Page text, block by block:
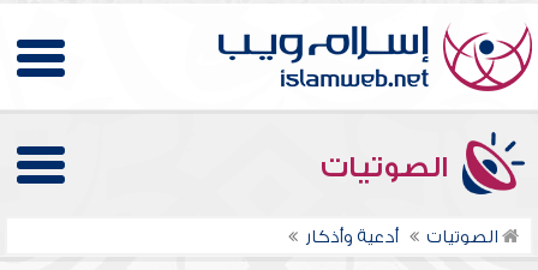
الصوتيات
الصوتيات أدعية وأذكار